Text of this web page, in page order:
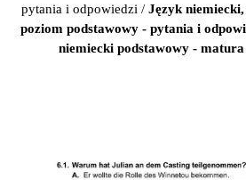
pytania i odpowiedzi / Język
poziom podstawowy - pytania i
niemiecki podstawowy -